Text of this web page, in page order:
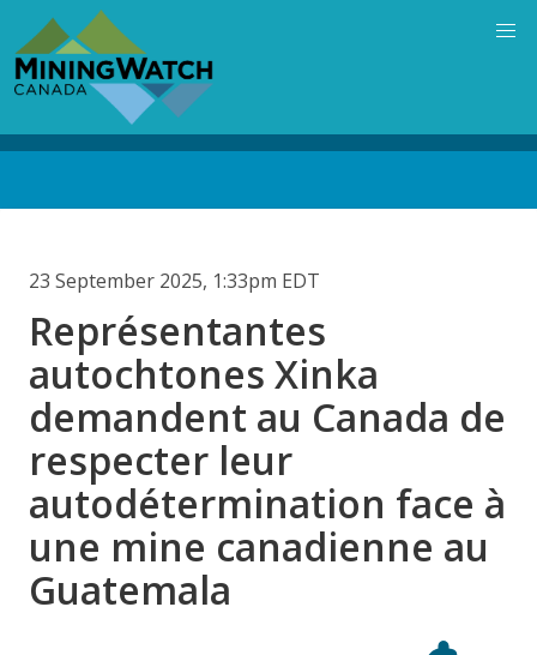
main
content
23 September 2025, 1:33pm EDT
Représentantes
autochtones Xinka
demandent au Canada de
respecter leur
autodétermination face à
une mine canadienne au
Guatemala